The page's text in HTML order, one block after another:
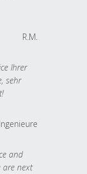
R.M.
Ihrer
sehr
and
are next